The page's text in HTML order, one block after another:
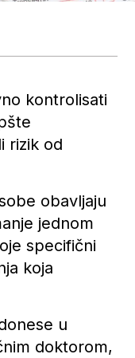
kontrolisati
rizik od
obavljaju
jednom
specifični
koja
u
doktorom,